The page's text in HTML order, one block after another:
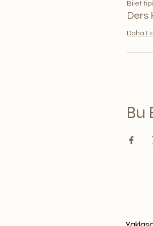
Bilet tipi
Ders
Daha
Bu